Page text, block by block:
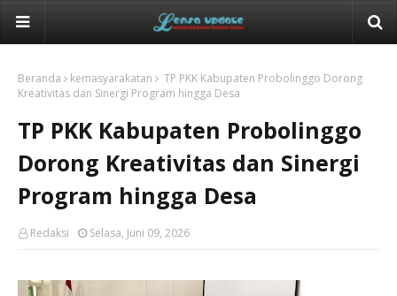
Beranda kemasyarakatan
TP PKK Kabupaten Probolinggo Dorong
Kreativitas dan Sinergi Program hingga Desa
TP PKK Kabupaten Probolinggo
Dorong Kreativitas dan Sinergi
Program hingga Desa
Redaksi Selasa, Juni 09, 2026